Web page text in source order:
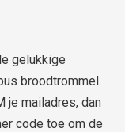
gelukkige
broodtrommel.
je mailadres, dan
code toe om de